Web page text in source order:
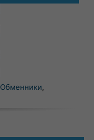
Обменники,